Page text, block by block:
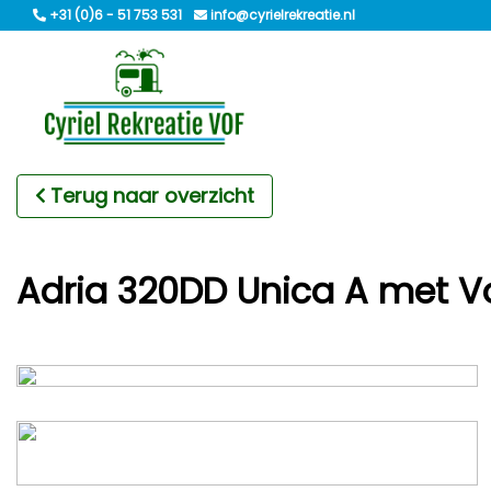
+31 (0)6 - 51 753 531 info@cyrielrekreatie.nl
Terug naar overzicht
Adria 320DD Unica A met